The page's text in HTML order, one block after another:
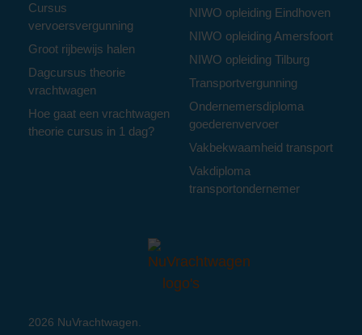
Cursus
vervoersvergunning
Groot rijbewijs halen
Dagcursus theorie
vrachtwagen
Hoe gaat een vrachtwagen
theorie cursus in 1 dag?
NIWO opleiding Eindhoven
NIWO opleiding Amersfoort
NIWO opleiding Tilburg
Transportvergunning
Ondernemersdiploma
goederenvervoer
Vakbekwaamheid transport
Vakdiploma
transportondernemer
2026 NuVrachtwagen.